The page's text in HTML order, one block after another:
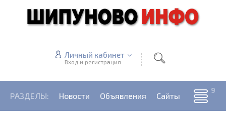
Личный кабинет
Вход и регистрация
РАЗДЕЛЫ: Новости Объявления Сайты